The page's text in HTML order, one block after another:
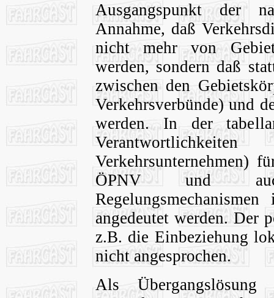
Ausgangspunkt der
Annahme, daß
nicht mehr von
werden, sondern daß
zwischen den
Verkehrsverbünde) und
werden. In der
Verkehrsunternehmen)
ÖPNV und
angedeutet werden. Der
z.B. die Einbeziehung
nicht angesprochen.
Als